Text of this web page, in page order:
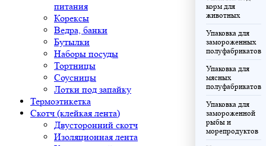
питания
Корексы
Ведра, банки
Бутылки
Наборы посуды
Тортницы
Соусницы
Лотки под запайку
Термоэтикетка
Скотч (клейкая лента)
Двусторонний скотч
Изоляционная лента
корм для
животных
Упаковка для
замороженных
полуфабрикатов
Упаковка для
мясных
полуфабрикатов
Упаковка для
замороженной
рыбы и
морепродуктов